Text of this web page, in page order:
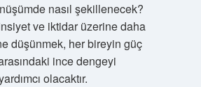
nasıl şekillenecek?
ve iktidar üzerine daha
düşünmek, her bireyin güç
ince dengeyi
olacaktır.